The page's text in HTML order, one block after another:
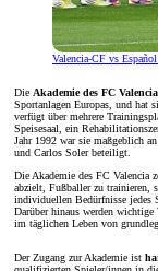
Valencia-CF vs
Die Akademie des FC Valencia
Sportanlagen Europas, und hat
verfügt über mehrere
Speisesaal, ein
Jahr 1992 war sie maßgeblich
und Carlos Soler beteiligt.
Die Akademie des FC Valencia
abzielt, Fußballer zu trainieren,
individuellen Bedürfnisse jedes
Darüber hinaus werden
im täglichen Leben von
Der Zugang zur Akademie ist